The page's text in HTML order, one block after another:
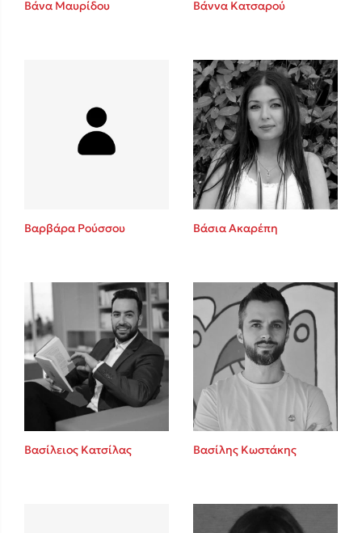
Sebastian Fitzek
Playlist
Το λεξικό της ζωής σου
Κώστας Κρομμύδας
Βάνα Μαυρίδου Βάννα Κατσαρού
Βαρβάρα Ρούσσου Βάσια Ακαρέπη
Βασίλειος Κατσίλας Βασίλης Κωστάκης